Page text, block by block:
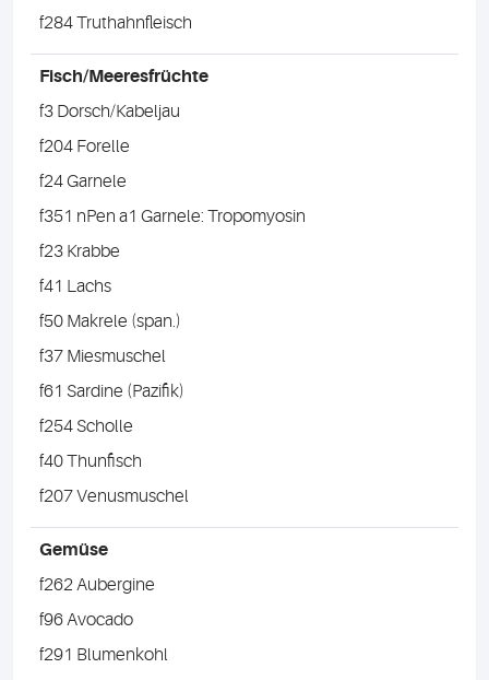
f284 Truthahnfleisch
Fisch/Meeresfrüchte
f3 Dorsch/Kabeljau
f204 Forelle
f24 Garnele
f351 nPen a1 Garnele: Tropomyosin
f23 Krabbe
f41 Lachs
f50 Makrele (span.)
f37 Miesmuschel
f61 Sardine (Pazifik)
f254 Scholle
f40 Thunfisch
f207 Venusmuschel
Gemüse
f262 Aubergine
f96 Avocado
f291 Blumenkohl